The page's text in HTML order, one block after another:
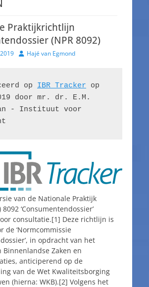
Praktijkrichtlijn
(NPR 8092)
AuteurHajé van Egmond
op IBR Tracker op
door mr. dr. E.M.
- Instituut voor
van de Nationale Praktijk
‘Consumentendossier’
consultatie.[1] Deze richtlijn is
de ‘Normcommissie
in opdracht van het
Binnenlandse Zaken en
anticiperend op de
van de Wet Kwaliteitsborging
(hierna: WKB).[2] Volgens het